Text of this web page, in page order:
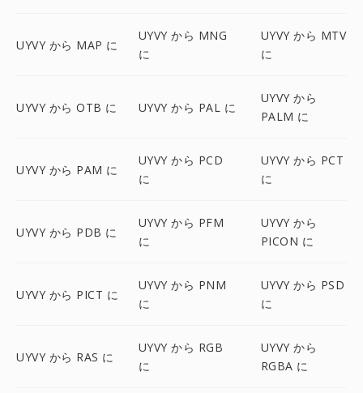
UYVY から MAP に
UYVY から MNG
に
UYVY から MTV
に
UYVY から OTB に UYVY から PAL に
UYVY から
PALM に
UYVY から PAM に
UYVY から PCD
に
UYVY から PCT
に
UYVY から PDB に
UYVY から PFM
に
UYVY から
PICON に
UYVY から PICT に
UYVY から PNM
に
UYVY から PSD
に
UYVY から RAS に
UYVY から RGB
に
UYVY から
RGBA に